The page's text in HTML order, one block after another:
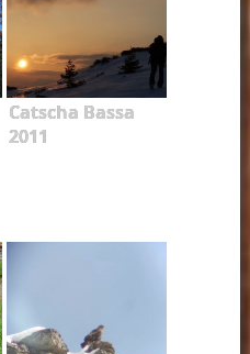
Catscha Bassa
2011